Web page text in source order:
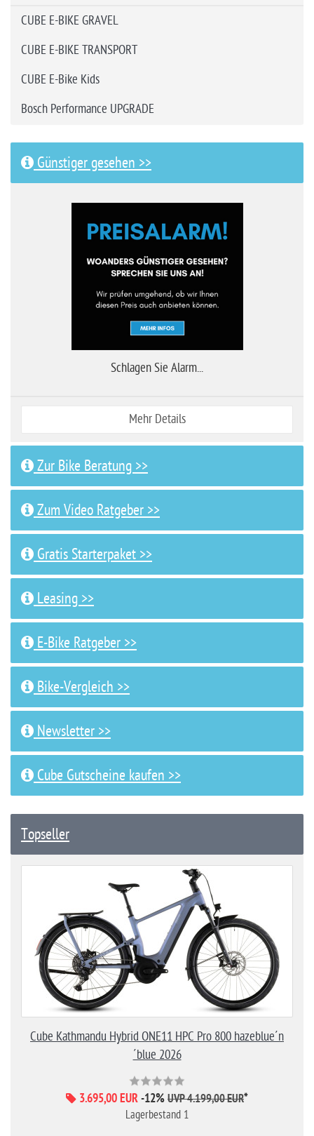
CUBE E-BIKE GRAVEL
CUBE E-BIKE TRANSPORT
CUBE E-Bike Kids
Bosch Performance UPGRADE
Günstiger gesehen >>
Schlagen Sie Alarm...
Mehr Details
Zur Bike Beratung >>
Zum Video Ratgeber >>
Gratis Starterpaket >>
Leasing >>
E-Bike Ratgeber >>
Bike-Vergleich >>
Newsletter >>
Cube Gutscheine kaufen >>
Topseller
Cube Kathmandu Hybrid ONE11 HPC Pro 800 hazeblue´n
´blue 2026
3.695,00 EUR-12% UVP 4.199,00 EUR*
Lagerbestand 1